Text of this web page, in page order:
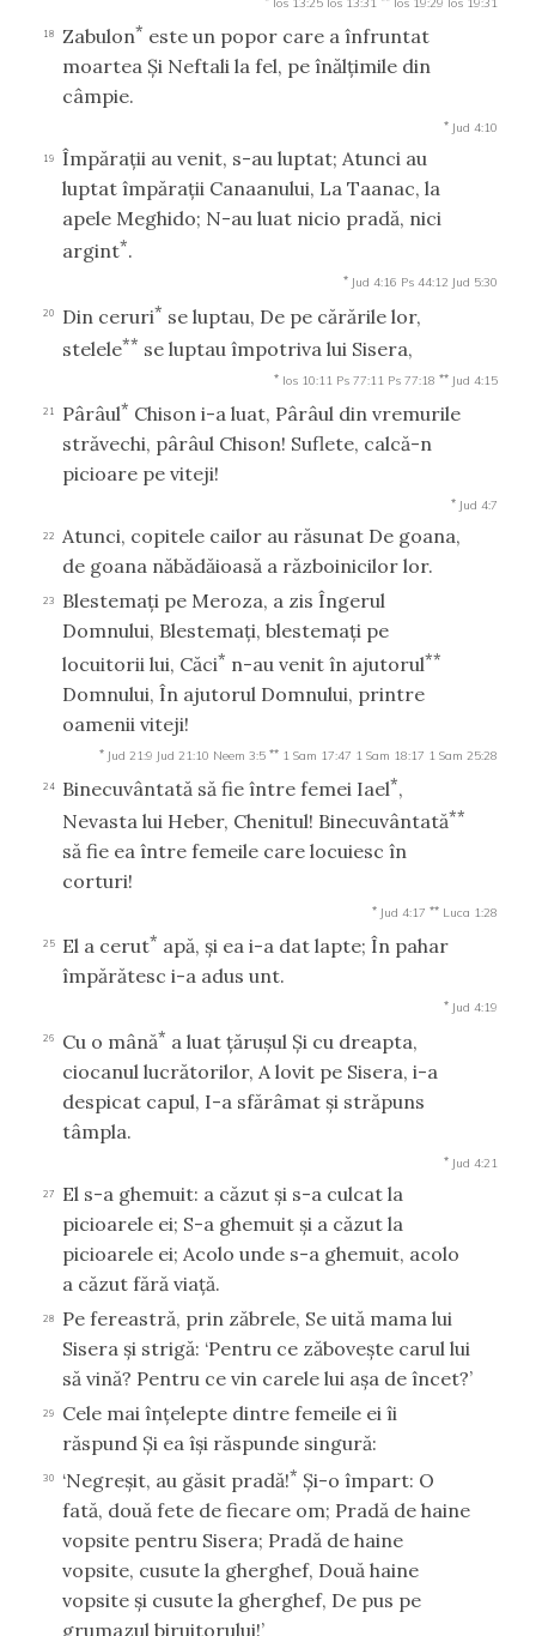
18 Zabulon* este un popor care a înfruntat
moartea Şi Neftali la fel, pe înălţimile din
câmpie.
* Jud 4:10
19
Împăraţii au venit, s-au luptat; Atunci au
luptat împăraţii Canaanului, La Taanac, la
apele Meghido; N-au luat nicio pradă, nici
argint*.
* Jud 4:16 Ps 44:12 Jud 5:30
20 Din ceruri* se luptau, De pe cărările lor,
stelele** se luptau împotriva lui Sisera,
* Ios 10:11 Ps 77:11 Ps 77:18 ** Jud 4:15
21 Pârâul* Chison i-a luat, Pârâul din vremurile
străvechi, pârâul Chison! Suflete, calcă-n
picioare pe viteji!
* Jud 4:7
22
Atunci, copitele cailor au răsunat De goana,
de goana năbădăioasă a războinicilor lor.
23
Blestemaţi pe Meroza, a zis Îngerul
Domnului, Blestemaţi, blestemaţi pe
locuitorii lui, Căci* n-au venit în ajutorul**
Domnului, În ajutorul Domnului, printre
oamenii viteji!
* Jud 21:9 Jud 21:10 Neem 3:5 ** 1 Sam 17:47 1 Sam 18:17 1 Sam 25:28
24 Binecuvântată să fie între femei Iael*,
Nevasta lui Heber, Chenitul! Binecuvântată**
să fie ea între femeile care locuiesc în
corturi!
* Jud 4:17 ** Luca 1:28
25 El a cerut* apă, şi ea i-a dat lapte; În pahar
împărătesc i-a adus unt.
* Jud 4:19
26 Cu o mână* a luat ţăruşul Şi cu dreapta,
ciocanul lucrătorilor, A lovit pe Sisera, i-a
despicat capul, I-a sfărâmat şi străpuns
tâmpla.
* Jud 4:21
27
El s-a ghemuit: a căzut şi s-a culcat la
picioarele ei; S-a ghemuit şi a căzut la
picioarele ei; Acolo unde s-a ghemuit, acolo
a căzut fără viaţă.
28
Pe fereastră, prin zăbrele, Se uită mama lui
Sisera şi strigă: ‘Pentru ce zăboveşte carul lui
să vină? Pentru ce vin carele lui aşa de încet?’
29
Cele mai înţelepte dintre femeile ei îi
răspund Şi ea îşi răspunde singură:
30 ‘Negreşit, au găsit pradă!* Şi-o împart: O
fată, două fete de fiecare om; Pradă de haine
vopsite pentru Sisera; Pradă de haine
vopsite, cusute la gherghef, Două haine
vopsite şi cusute la gherghef, De pus pe
grumazul biruitorului!’